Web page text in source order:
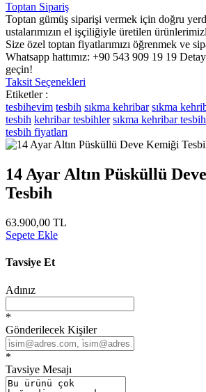
Toptan Sipariş
Toptan gümüş siparişi vermek için doğru
ustalarımızın el işçiliğiyle üretilen
Size özel toptan fiyatlarımızı öğrenmek ve
Whatsapp hattımız: +90 543 909 19 19
geçin!
Taksit Seçenekleri
Etiketler :
tesbihevim tesbih sıkma kehribar sıkma
tesbih kehribar tesbihler sıkma kehribar
tesbih fiyatları
14 Ayar Altın Püsküllü
Tesbih
63.900,00 TL
Sepete Ekle
Tavsiye Et
Adınız
*
Gönderilecek Kişiler
*
Tavsiye Mesajı